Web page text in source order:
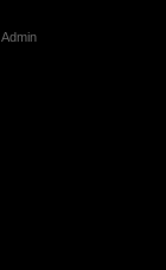
Admin